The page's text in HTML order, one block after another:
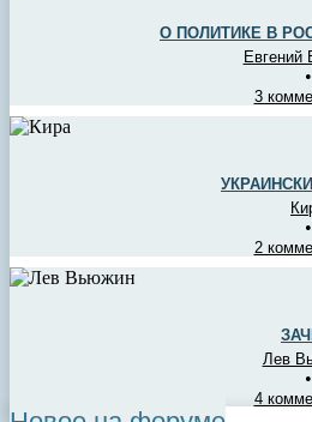
О ПОЛИТИКЕ В
Евгений
•
3
•
2
Лев
•
4